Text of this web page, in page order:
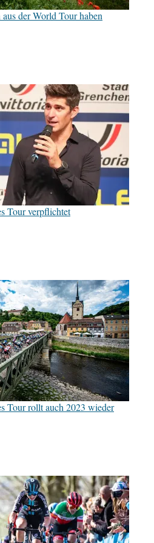
der World Tour haben
Tour verpflichtet
Tour rollt auch 2023 wieder